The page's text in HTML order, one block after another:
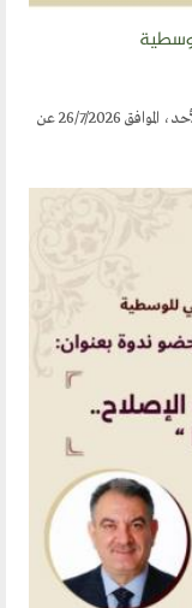
صدور العدد (48) من مجلة الوسطية صدر اليوم الأحد، الموافق 26/7/2026 عن